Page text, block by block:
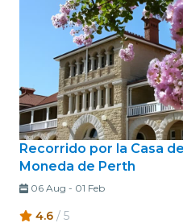
Recorrido por la Casa
Moneda de Perth
06 Aug - 01 Feb
4.6 / 5